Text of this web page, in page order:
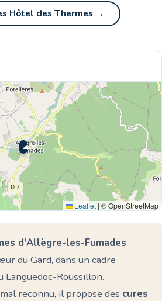
Hôtel des Thermes →
🌊 Ici
Leaflet | © OpenStreetMap
d'Allègre-les-Fumades
du Gard, dans un cadre
Roussillon.
reconnu, il propose des cures